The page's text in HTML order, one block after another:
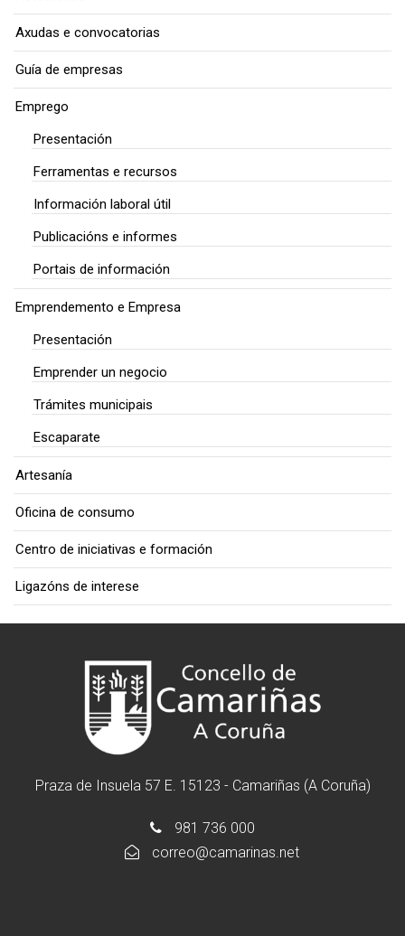
Axudas e convocatorias
Guía de empresas
Emprego
Presentación
Ferramentas e recursos
Información laboral útil
Publicacións e informes
Portais de información
Emprendemento e Empresa
Presentación
Emprender un negocio
Trámites municipais
Escaparate
Artesanía
Oficina de consumo
Centro de iniciativas e formación
Ligazóns de interese
Praza de Insuela 57 E. 15123 - Camariñas (A Coruña)
981 736 000
correo@camarinas.net